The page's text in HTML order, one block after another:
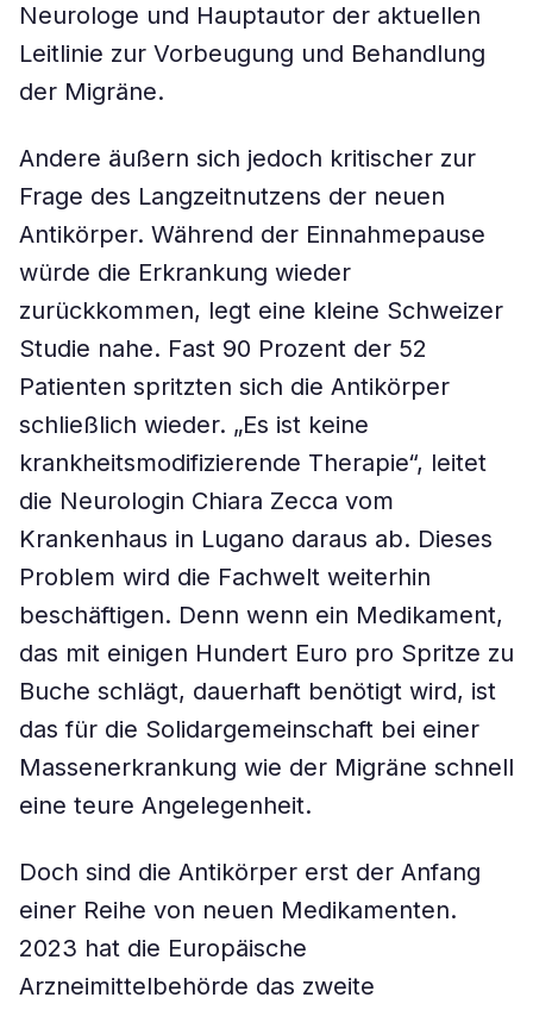
Neurologe und Hauptautor der aktuellen
Leitlinie zur Vorbeugung und Behandlung
der Migräne.
Andere äußern sich jedoch kritischer zur
Frage des Langzeitnutzens der neuen
Antikörper. Während der Einnahmepause
würde die Erkrankung wieder
zurückkommen, legt eine kleine Schweizer
Studie nahe. Fast 90 Prozent der 52
Patienten spritzten sich die Antikörper
schließlich wieder. „Es ist keine
krankheitsmodifizierende Therapie“, leitet
die Neurologin Chiara Zecca vom
Krankenhaus in Lugano daraus ab. Dieses
Problem wird die Fachwelt weiterhin
beschäftigen. Denn wenn ein Medikament,
das mit einigen Hundert Euro pro Spritze zu
Buche schlägt, dauerhaft benötigt wird, ist
das für die Solidargemeinschaft bei einer
Massenerkrankung wie der Migräne schnell
eine teure Angelegenheit.
Doch sind die Antikörper erst der Anfang
einer Reihe von neuen Medikamenten.
2023 hat die Europäische
Arzneimittelbehörde das zweite